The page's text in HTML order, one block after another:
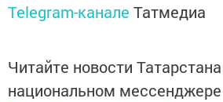
Telegram-канале Татмедиа
Читайте новости
национальном